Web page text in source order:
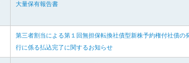
大量保有報告書
第三者割当による第１回無担保転換社債型新株予約権付社債の
行に係る払込完了に関するお知らせ